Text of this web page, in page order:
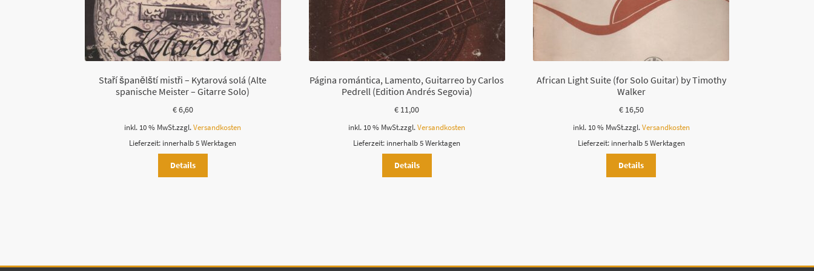
d
e
e
.
Staří španělští mistři – Kytarová solá (Alte
spanische Meister – Gitarre Solo)
€6,60
inkl. 10 % MwSt.zzgl.Versandkosten
Lieferzeit: innerhalb 5 Werktagen
Details
Página romántica, Lamento, Guitarreo by Carlos
Pedrell (Edition Andrés Segovia)
€ 11,00
inkl. 10 % MwSt.zzgl.Versandkosten
Lieferzeit: innerhalb 5 Werktagen
Details
African Light Suite (for Solo Guitar) by Timothy
Walker
€16,50
inkl. 10 % MwSt.zzgl. Versandkosten
Lieferzeit: innerhalb 5 Werktagen
Details